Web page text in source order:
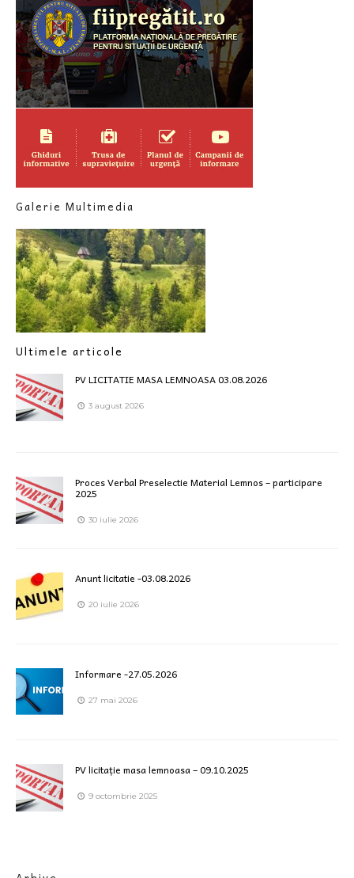
Galerie Multimedia
Ultimele articole
PV LICITATIE MASA LEMNOASA 03.08.2026
3 august 2026
Proces Verbal Preselectie Material Lemnos – participare
2025
30 iulie 2026
Anunt licitatie -03.08.2026
20 iulie 2026
Informare -27.05.2026
27 mai 2026
PV licitație masa lemnoasa – 09.10.2025
9 octombrie 2025